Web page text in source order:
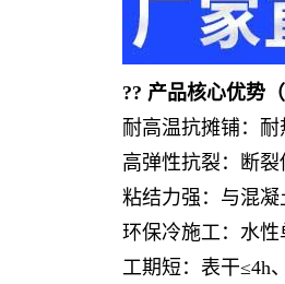
?? 产品核心优势（
耐高温抗摊铺：
高弹性抗裂：断
粘结力强：与混凝
环保冷施工：水
工期短：表干≤4h